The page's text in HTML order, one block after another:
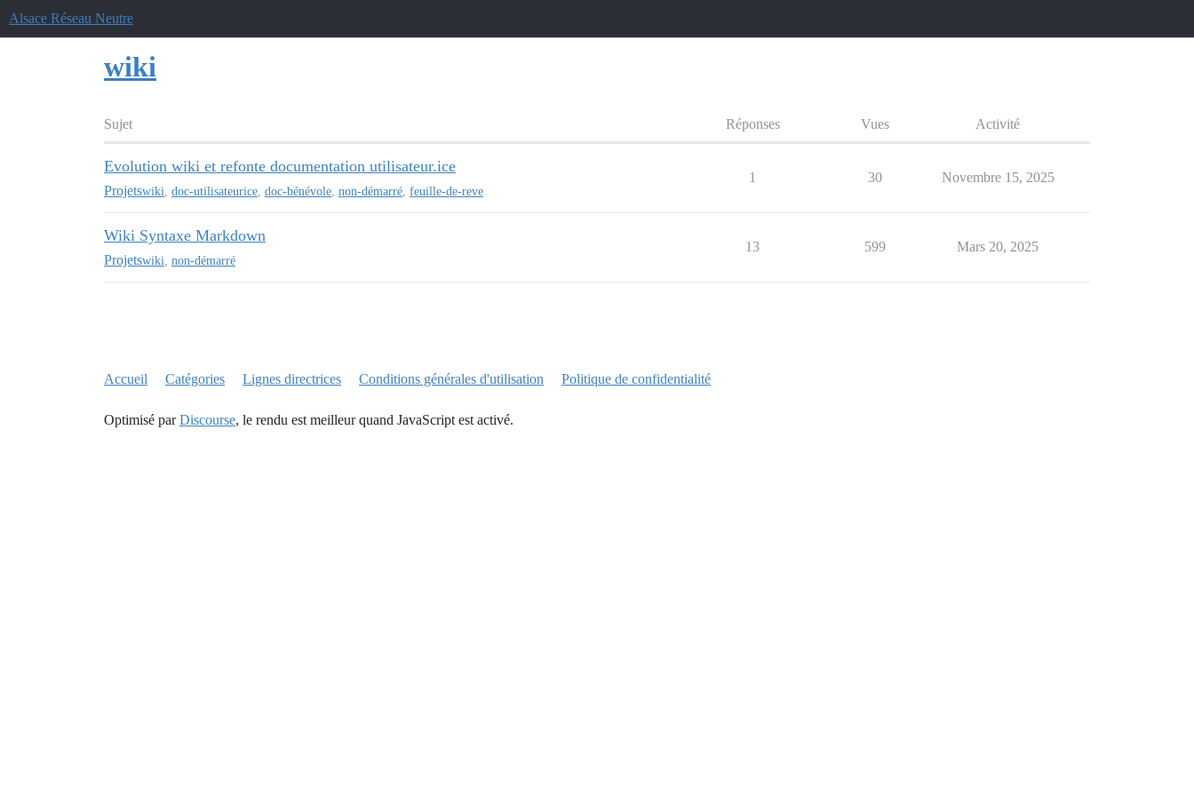
Alsace Réseau Neutre
wiki
Sujet Réponses Vues Activité
Evolution wiki et refonte documentation utilisateur.ice
Projetswiki doc-utilisateurice doc-bénévole non-démarré feuille-de-reve
1 30 Novembre 15, 2025
Wiki Syntaxe Markdown
Projetswiki non-démarré
13 599 Mars 20, 2025
Accueil Catégories Lignes directrices Conditions générales d'utilisation Politique de confidentialité
Optimisé parDiscourse, le rendu est meilleur quand JavaScript est activé.